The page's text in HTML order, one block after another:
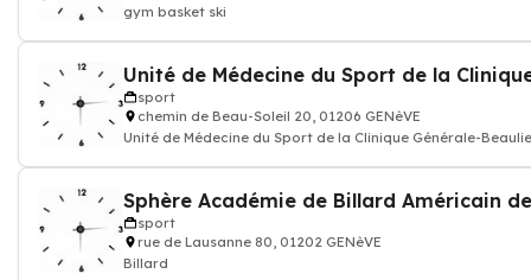
gym basket ski
sport
chemin de Beau-Soleil 20, 01206 GENèVE
Unité de Médecine du Sport de la Clinique Générale-
sport
rue de Lausanne 80, 01202 GENèVE
Billard